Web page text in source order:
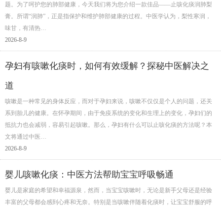
题。为了呵护您的肺部健康，今天我们将为您介绍一款佳品——止咳化痰润肺梨
膏。所谓“润肺”，正是指保护和维护肺部健康的过程。中医学认为，梨性寒润，
味甘，有清热…
2026-8-9
孕妇有咳嗽化痰时，如何有效缓解？探秘中医解决之
道
咳嗽是一种常见的身体反应，而对于孕妇来说，咳嗽不仅仅是个人的问题，还关
系到胎儿的健康。在怀孕期间，由于免疫系统的变化和生理上的变化，孕妇们的
抵抗力也会减弱，容易引起咳嗽。那么，孕妇有什么可以止咳化痰的方法呢？本
文将通过中医…
2026-8-9
婴儿咳嗽化痰：中医方法帮助宝宝呼吸畅通
婴儿是家庭的希望和幸福源泉，然而，当宝宝咳嗽时，无论是新手父母还是经验
丰富的父母都会感到心疼和无奈。特别是当咳嗽伴随着化痰时，让宝宝舒服的呼